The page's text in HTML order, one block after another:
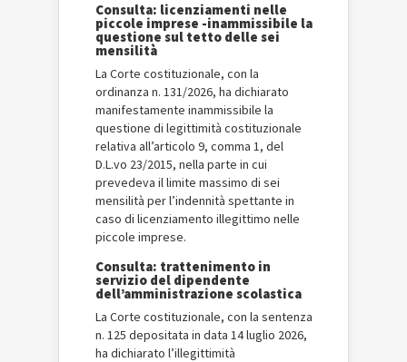
Consulta: licenziamenti nelle
piccole imprese -inammissibile la
questione sul tetto delle sei
mensilità
La Corte costituzionale, con la
ordinanza n. 131/2026, ha dichiarato
manifestamente inammissibile la
questione di legittimità costituzionale
relativa all’articolo 9, comma 1, del
D.L.vo 23/2015, nella parte in cui
prevedeva il limite massimo di sei
mensilità per l’indennità spettante in
caso di licenziamento illegittimo nelle
piccole imprese.
Consulta: trattenimento in
servizio del dipendente
dell’amministrazione scolastica
La Corte costituzionale, con la sentenza
n. 125 depositata in data 14 luglio 2026,
ha dichiarato l’illegittimità